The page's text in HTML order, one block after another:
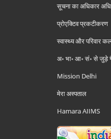
सूचना का अधिकार
प्रोएक्टिव प्रकटीकरण
स्वास्थ्य और परिवार
अ॰ भा॰ आ॰ सं॰ से जुड़े
Mission Delhi
मेरा अस्पताल
Hamara AIIMS